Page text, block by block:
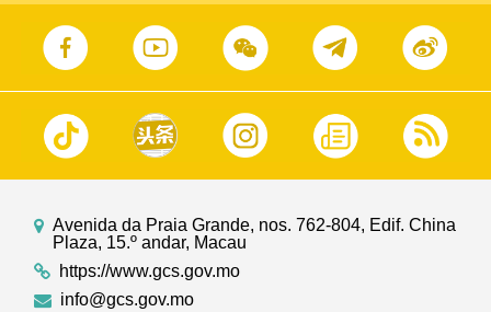
Avenida da Praia Grande, nos. 762-804, Edif. China
Plaza, 15.º andar, Macau
https://www.gcs.gov.mo
info@gcs.gov.mo